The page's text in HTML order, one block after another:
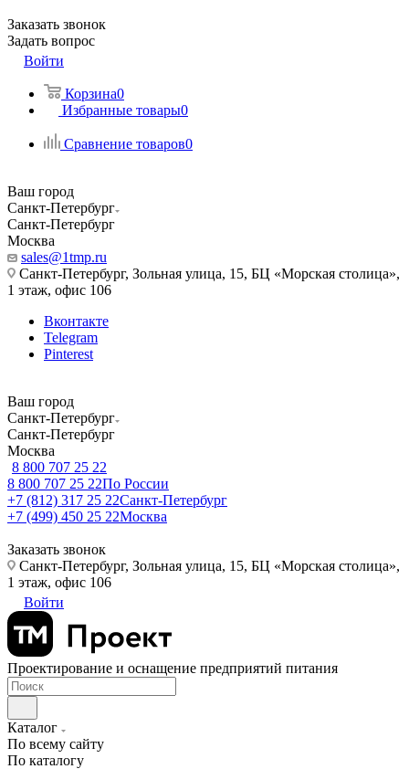
Заказать звонок
Задать вопрос
Войти
Корзина0
Избранные товары0
Сравнение товаров0
Ваш город
Санкт-Петербург
Санкт-Петербург
Москва
sales@1tmp.ru
Санкт-Петербург, Зольная улица, 15, БЦ «Морская столица»,
1 этаж, офис 106
Вконтакте
Telegram
Pinterest
Ваш город
Санкт-Петербург
Санкт-Петербург
Москва
8 800 707 25 22
8 800 707 25 22По России
+7 (812) 317 25 22Санкт-Петербург
+7 (499) 450 25 22Москва
Заказать звонок
Санкт-Петербург, Зольная улица, 15, БЦ «Морская столица»,
1 этаж, офис 106
Войти
Проектирование и оснащение предприятий питания
Каталог
По всему сайту
По каталогу